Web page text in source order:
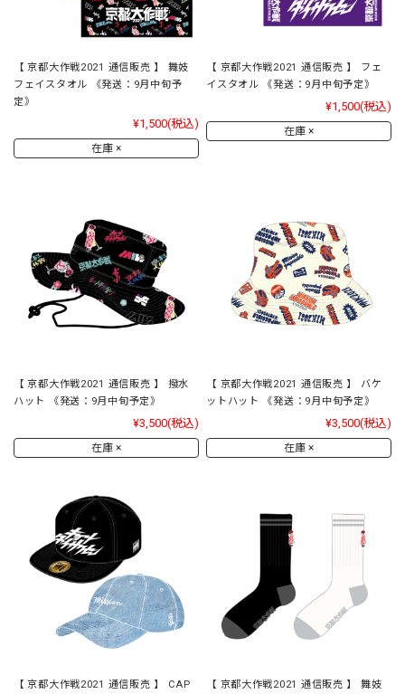
【 京都大作戦2021 通信販売 】 舞妓
フェイスタオル 《発送：9月中旬予
定》
¥1,500(税込)
在庫 ×
【 京都大作戦2021 通信販売 】 フェ
イスタオル 《発送：9月中旬予定》
¥1,500(税込)
在庫 ×
【 京都大作戦2021 通信販売 】 撥水
ハット 《発送：9月中旬予定》
¥3,500(税込)
在庫 ×
【 京都大作戦2021 通信販売 】 バケ
ットハット 《発送：9月中旬予定》
¥3,500(税込)
在庫 ×
【 京都大作戦2021 通信販売 】 CAP
【 京都大作戦2021 通信販売 】 舞妓